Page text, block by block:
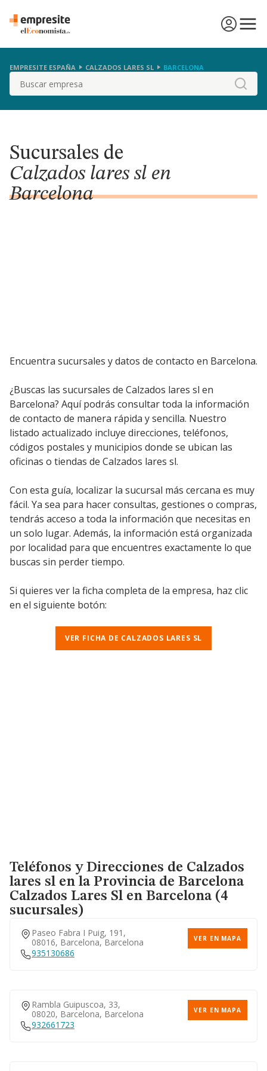
EMPRESITE ESPAÑA CALZADOS LARES SL BARCELONA
Buscar
Sucursales de
Calzados lares sl en
Barcelona
Encuentra sucursales y datos de contacto en Barcelona.
¿Buscas las sucursales de Calzados lares sl en
Barcelona? Aquí podrás consultar toda la información
de contacto de manera rápida y sencilla. Nuestro
listado actualizado incluye direcciones, teléfonos,
códigos postales y municipios donde se ubican las
oficinas o tiendas de Calzados lares sl.
Con esta guía, localizar la sucursal más cercana es muy
fácil. Ya sea para hacer consultas, gestiones o compras,
tendrás acceso a toda la información que necesitas en
un solo lugar. Además, la información está organizada
por localidad para que encuentres exactamente lo que
buscas sin perder tiempo.
Si quieres ver la ficha completa de la empresa, haz clic
en el siguiente botón:
VER FICHA DE CALZADOS LARES SL
Teléfonos y Direcciones de Calzados
lares sl en la Provincia de Barcelona
Calzados Lares Sl en Barcelona (4
sucursales)
Paseo Fabra I Puig, 191,
08016, Barcelona, Barcelona
VER EN MAPA
935130686
Rambla Guipuscoa, 33,
08020, Barcelona, Barcelona
VER EN MAPA
932661723